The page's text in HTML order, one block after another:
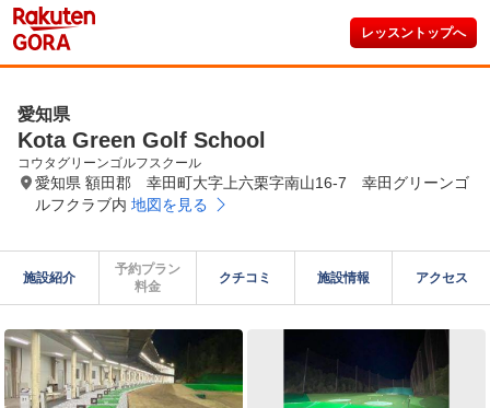
レッスントップへ
愛知県
Kota Green Golf School
コウタグリーンゴルフスクール
愛知県 額田郡 幸田町大字上六栗字南山16-7 幸田グリーンゴ
ルフクラブ内 地図を見る
施設紹介
予約プラン
料金
クチコミ 施設情報 アクセス